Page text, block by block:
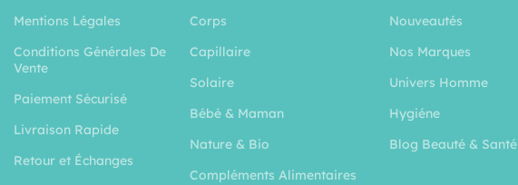
Mentions Légales
Conditions Générales De
Vente
Paiement Sécurisé
Livraison Rapide
Retour et Échanges
Corps
Capillaire
Solaire
Bébé & Maman
Nature & Bio
Compléments Alimentaires
Nouveautés
Nos Marques
Univers Homme
Hygiéne
Blog Beauté & Santé